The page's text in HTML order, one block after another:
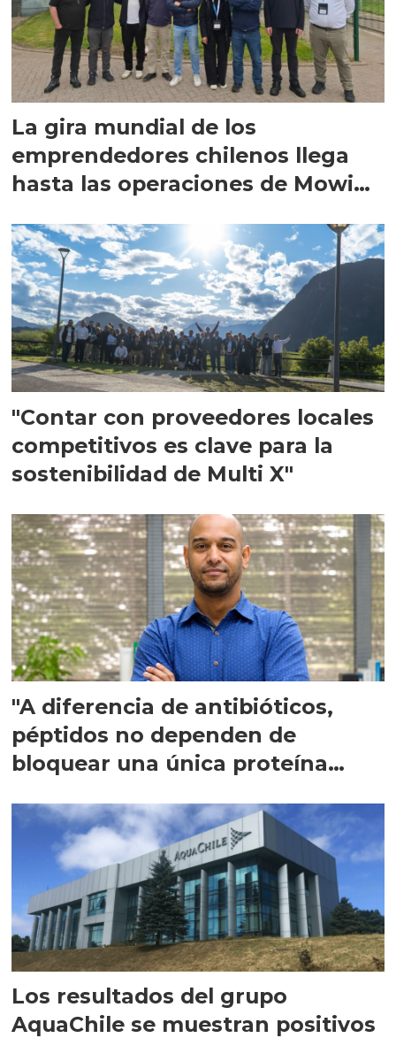
La gira mundial de los
emprendedores chilenos llega
hasta las operaciones de Mowi
"Contar con proveedores locales
competitivos es clave para la
sostenibilidad de Multi X"
"A diferencia de antibióticos,
péptidos no dependen de
bloquear una única proteína
Los resultados del grupo
AquaChile se muestran positivos